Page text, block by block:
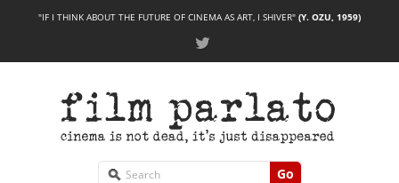
"IF I THINK ABOUT THE FUTURE OF CINEMA AS ART, I SHIVER" (Y. OZU, 1959)
Go